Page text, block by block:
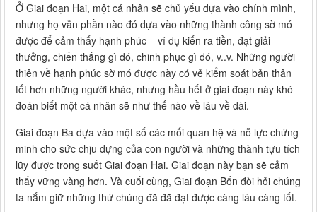
Ở Giai đoạn Hai, một cá nhân sẽ chủ yếu dựa vào chính mình,
nhưng họ vẫn phần nào đó dựa vào những thành công sờ mó
được để cảm thấy hạnh phúc – ví dụ kiến ra tiền, đạt giải
thưởng, chiến thắng gì đó, chinh phục gì đó, v..v. Những người
thiên về hạnh phúc sờ mó được này có vẻ kiểm soát bản thân
tốt hơn những người khác, nhưng hầu hết ở giai đoạn này khó
đoán biết một cá nhân sẽ như thế nào về lâu về dài.
Giai đoạn Ba dựa vào một số các mối quan hệ và nỗ lực chứng
minh cho sức chịu đựng của con người và những thành tựu tích
lũy được trong suốt Giai đoạn Hai. Giai đoạn này bạn sẽ cảm
thấy vững vàng hơn. Và cuối cùng, Giai đoạn Bốn đòi hỏi chúng
ta nắm giữ những thứ chúng đã đã đạt được càng lâu càng tốt.